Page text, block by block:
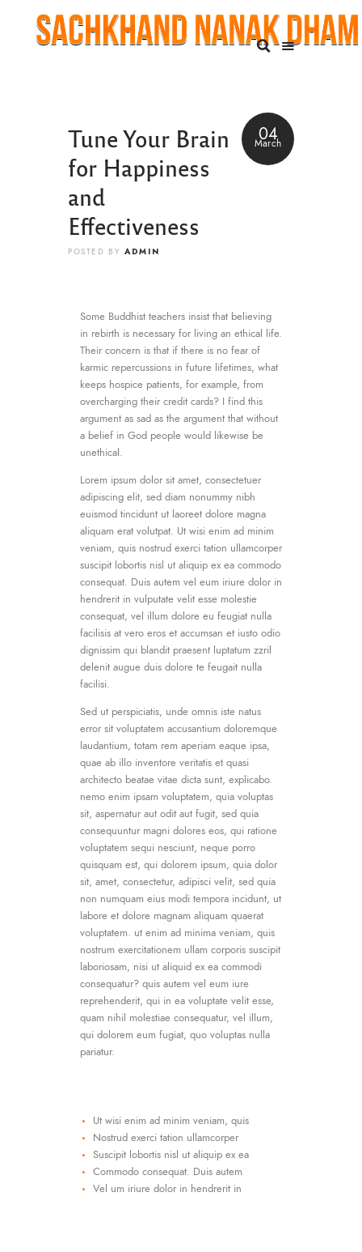
04
March
Tune Your Brain
for Happiness
and
Effectiveness
POSTED BYADMIN
Some Buddhist teachers insist that believing
in rebirth is necessary for living an ethical life.
Their concern is that if there is no fear of
karmic repercussions in future lifetimes, what
keeps hospice patients, for example, from
overcharging their credit cards? I find this
argument as sad as the argument that without
a belief in God people would likewise be
unethical.
Lorem ipsum dolor sit amet, consectetuer
adipiscing elit, sed diam nonummy nibh
euismod tincidunt ut laoreet dolore magna
aliquam erat volutpat. Ut wisi enim ad minim
veniam, quis nostrud exerci tation ullamcorper
suscipit lobortis nisl ut aliquip ex ea commodo
consequat. Duis autem vel eum iriure dolor in
hendrerit in vulputate velit esse molestie
consequat, vel illum dolore eu feugiat nulla
facilisis at vero eros et accumsan et iusto odio
dignissim qui blandit praesent luptatum zzril
delenit augue duis dolore te feugait nulla
facilisi.
Sed ut perspiciatis, unde omnis iste natus
error sit voluptatem accusantium doloremque
laudantium, totam rem aperiam eaque ipsa,
quae ab illo inventore veritatis et quasi
architecto beatae vitae dicta sunt, explicabo.
nemo enim ipsam voluptatem, quia voluptas
sit, aspernatur aut odit aut fugit, sed quia
consequuntur magni dolores eos, qui ratione
voluptatem sequi nesciunt, neque porro
quisquam est, qui dolorem ipsum, quia dolor
sit, amet, consectetur, adipisci velit, sed quia
non numquam eius modi tempora incidunt, ut
labore et dolore magnam aliquam quaerat
voluptatem. ut enim ad minima veniam, quis
nostrum exercitationem ullam corporis suscipit
laboriosam, nisi ut aliquid ex ea commodi
consequatur? quis autem vel eum iure
reprehenderit, qui in ea voluptate velit esse,
quam nihil molestiae consequatur, vel illum,
qui dolorem eum fugiat, quo voluptas nulla
pariatur.
Ut wisi enim ad minim veniam, quis
Nostrud exerci tation ullamcorper
Suscipit lobortis nisl ut aliquip ex ea
Commodo consequat. Duis autem
Vel um iriure dolor in hendrerit in